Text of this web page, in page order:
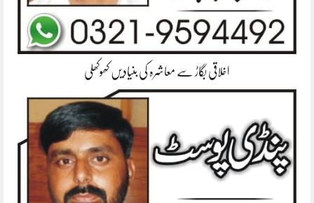
اخلاقی بگاڑ سے معاشرہ کی بنیادیں کھوکھلی